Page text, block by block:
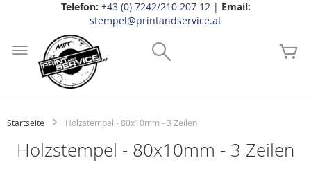
Telefon: +43 (0) 7242/210 207 12| Email:
stempel@printandservice.at
Inhalt
springen
Startseite Holzstempel - 80x10mm - 3 Zeilen
Holzstempel - 80x10mm - 3 Zeilen